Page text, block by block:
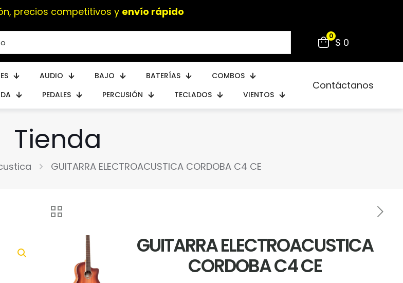
musicales dealta calidad
0 $ 0
AUDIO BAJO BATERÍAS
COMBOS
PEDALES PERCUSIÓN TECLADOS VIENTOS
Contáctanos
Tienda
GUITARRA ELECTROACUSTICA CORDOBA C4 CE
GUITARRA ELECTROACUSTICA
CORDOBA C4 CE